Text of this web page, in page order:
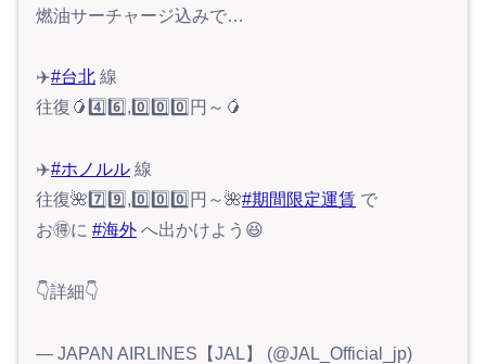
燃油サーチャージ込みで…
✈️#台北 線
往復🥭4️⃣6️⃣,0️⃣0️⃣0️⃣円～🥭
✈️#ホノルル 線
往復🌺7️⃣9️⃣,0️⃣0️⃣0️⃣円～🌺#期間限定運賃 で
お🉐に #海外 へ出かけよう😆
👇詳細👇
— JAPAN AIRLINES【JAL】 (@JAL_Official_jp)